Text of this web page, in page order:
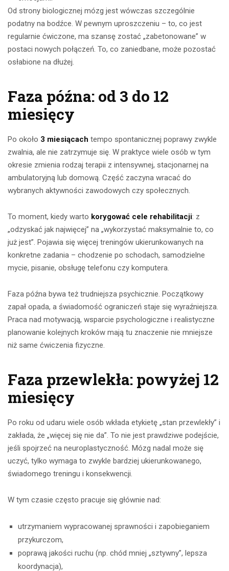
Od strony biologicznej mózg jest wówczas szczególnie
podatny na bodźce. W pewnym uproszczeniu – to, co jest
regularnie ćwiczone, ma szansę zostać „zabetonowane” w
postaci nowych połączeń. To, co zaniedbane, może pozostać
osłabione na dłużej.
Faza późna: od 3 do 12
miesięcy
Po około 3 miesiącach tempo spontanicznej poprawy zwykle
zwalnia, ale nie zatrzymuje się. W praktyce wiele osób w tym
okresie zmienia rodzaj terapii z intensywnej, stacjonarnej na
ambulatoryjną lub domową. Część zaczyna wracać do
wybranych aktywności zawodowych czy społecznych.
To moment, kiedy warto korygować cele rehabilitacji: z
„odzyskać jak najwięcej” na „wykorzystać maksymalnie to, co
już jest”. Pojawia się więcej treningów ukierunkowanych na
konkretne zadania – chodzenie po schodach, samodzielne
mycie, pisanie, obsługę telefonu czy komputera.
Faza późna bywa też trudniejsza psychicznie. Początkowy
zapał opada, a świadomość ograniczeń staje się wyraźniejsza.
Praca nad motywacją, wsparcie psychologiczne i realistyczne
planowanie kolejnych kroków mają tu znaczenie nie mniejsze
niż same ćwiczenia fizyczne.
Faza przewlekła: powyżej 12
miesięcy
Po roku od udaru wiele osób wkłada etykietę „stan przewlekły” i
zakłada, że „więcej się nie da”. To nie jest prawdziwe podejście,
jeśli spojrzeć na neuroplastyczność. Mózg nadal może się
uczyć, tylko wymaga to zwykle bardziej ukierunkowanego,
świadomego treningu i konsekwencji.
W tym czasie często pracuje się głównie nad:
utrzymaniem wypracowanej sprawności i zapobieganiem
przykurczom,
poprawą jakości ruchu (np. chód mniej „sztywny”, lepsza
koordynacja),